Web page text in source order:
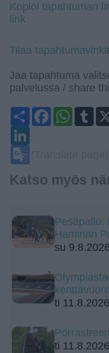
Kopioi tapahtuman
link
Tilaa
Jaa tapahtuma
palvelussa / share
ShareFacebook
Katso myös
Pesäpallo:
Haminan
su
ti
ti